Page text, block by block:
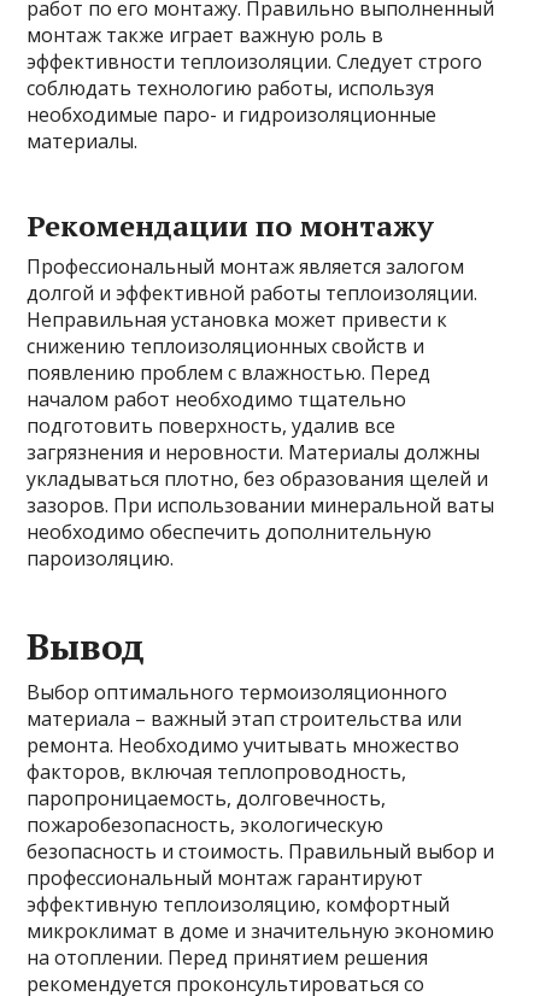
работ по его монтажу. Правильно выполненный
монтаж также играет важную роль в
эффективности теплоизоляции. Следует строго
соблюдать технологию работы, используя
необходимые паро- и гидроизоляционные
материалы.
Рекомендации по монтажу
Профессиональный монтаж является залогом
долгой и эффективной работы теплоизоляции.
Неправильная установка может привести к
снижению теплоизоляционных свойств и
появлению проблем с влажностью. Перед
началом работ необходимо тщательно
подготовить поверхность, удалив все
загрязнения и неровности. Материалы должны
укладываться плотно, без образования щелей и
зазоров. При использовании минеральной ваты
необходимо обеспечить дополнительную
пароизоляцию.
Вывод
Выбор оптимального термоизоляционного
материала – важный этап строительства или
ремонта. Необходимо учитывать множество
факторов, включая теплопроводность,
паропроницаемость, долговечность,
пожаробезопасность, экологическую
безопасность и стоимость. Правильный выбор и
профессиональный монтаж гарантируют
эффективную теплоизоляцию, комфортный
микроклимат в доме и значительную экономию
на отоплении. Перед принятием решения
рекомендуется проконсультироваться со